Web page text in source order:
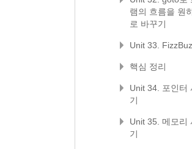
램의 흐름을 원
로 바꾸기
Unit 33.
핵심 정리
Unit 34. 포인터
기
Unit 35. 메모리
기